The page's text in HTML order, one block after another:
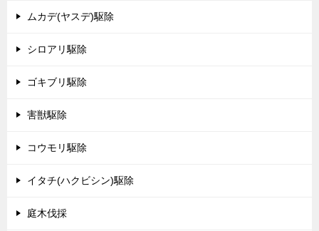
ムカデ(ヤスデ)駆除
シロアリ駆除
ゴキブリ駆除
害獣駆除
コウモリ駆除
イタチ(ハクビシン)駆除
庭木伐採